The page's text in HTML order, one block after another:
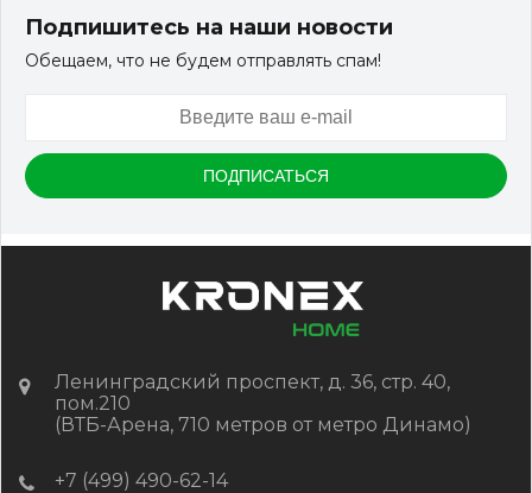
150*25*3000 мм
КУПИТЬ
Подпишитесь на наши новости
Обещаем, что не будем отправлять спам!
Ленинградский проспект, д. 36, стр. 40,
пом.210
(ВТБ-Арена, 710 метров от метро Динамо)
+7 (499) 490-62-14